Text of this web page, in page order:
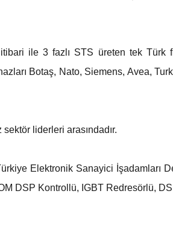
ile 3 fazlı STS üreten tek Türk
Botaş, Nato, Siemens, Avea,
liderleri arasındadır.
Elektronik Sanayici İşadamları
DSP Kontrollü, IGBT Redresörlü,